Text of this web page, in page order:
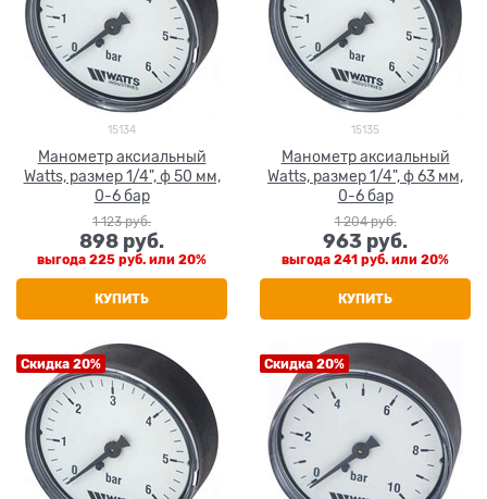
15134
Манометр аксиальный
Watts, размер 1/4", ф 50 мм,
0-6 бар
1 123 руб.
898 руб.
выгода 225 руб. или 20%
КУПИТЬ
15135
Манометр аксиальный
Watts, размер 1/4", ф 63 мм,
0-6 бар
1 204 руб.
963 руб.
выгода 241 руб. или 20%
КУПИТЬ
Скидка 20% Скидка 20%